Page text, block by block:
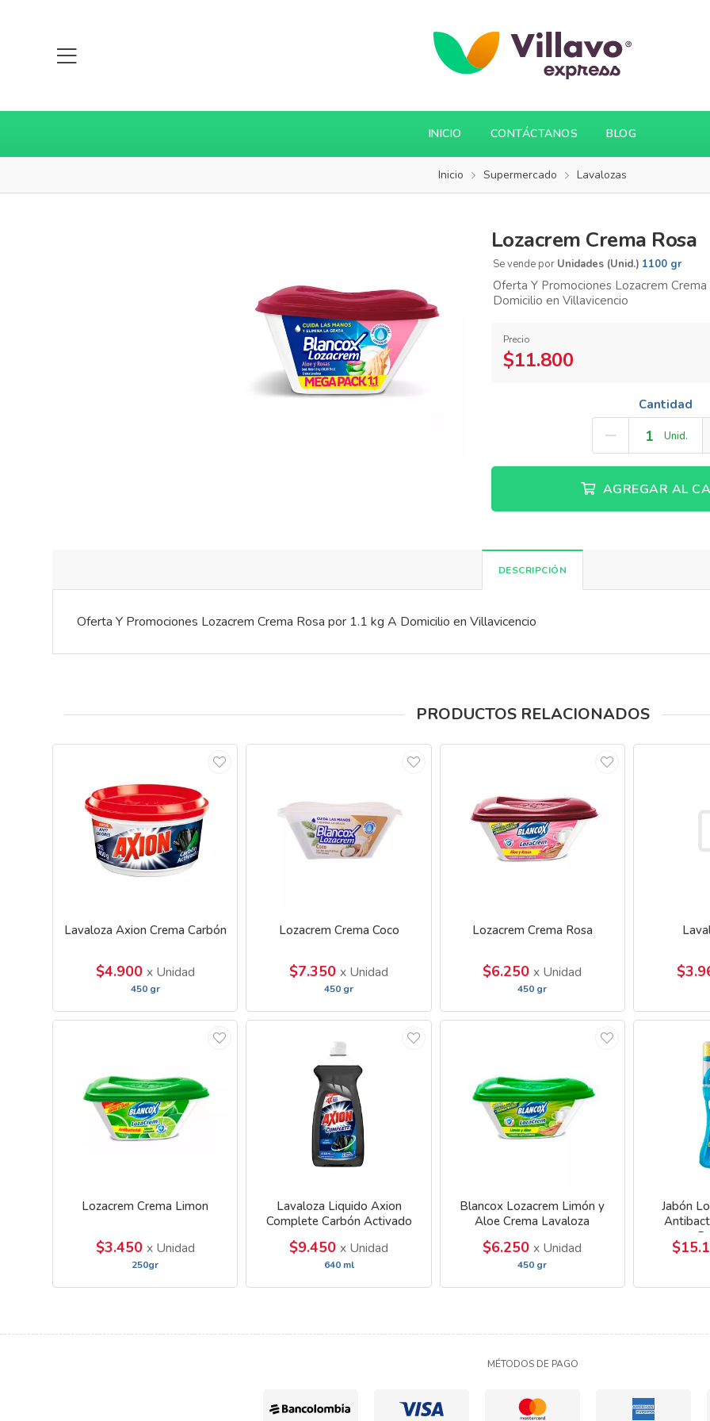
INICIO CONTÁCTANOS BLOG
Inicio Supermercado Lavalozas
Lozacrem Crema Rosa
Se vende por Unidades (Unid.) 1100 gr
Oferta Y Promociones Lozacrem
Domicilio en Villavicencio
Precio
$11.800
Cantidad
Unid.
AGREGAR AL
DESCRIPCIÓN
Oferta Y Promociones Lozacrem Crema Rosa por 1.1 kg A Domicilio en Villavicencio
PRODUCTOS RELACIONADOS
Lavaloza Axion Crema Carbón
$4.900 x Unidad
450 gr
Lozacrem Crema Coco
$7.350x Unidad
450 gr
Lozacrem Crema Rosa
$6.250x Unidad
450 gr
Lozacrem Crema Limon
$3.450 x Unidad
250gr
Lavaloza Liquido Axion
Complete Carbón Activado
$9.450x Unidad
640 ml
Blancox Lozacrem Limón y
Aloe Crema Lavaloza
$6.250x Unidad
450 gr
Jabón
MÉTODOS DE PAGO